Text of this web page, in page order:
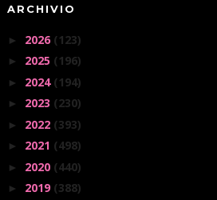
ARCHIVIO
► 2026 (123)
► 2025 (196)
► 2024 (194)
► 2023 (230)
► 2022 (393)
► 2021 (498)
► 2020 (440)
► 2019 (388)